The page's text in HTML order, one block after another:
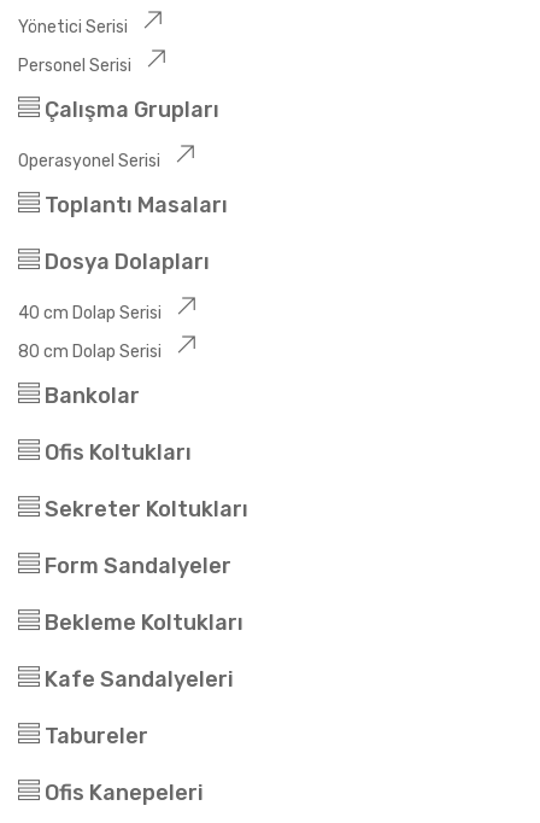
Yönetici Serisi
Personel Serisi
Çalışma Grupları
Operasyonel Serisi
Toplantı Masaları
Dosya Dolapları
40 cm Dolap Serisi
80 cm Dolap Serisi
Bankolar
Ofis Koltukları
Sekreter Koltukları
Form Sandalyeler
Bekleme Koltukları
Kafe Sandalyeleri
Tabureler
Ofis Kanepeleri